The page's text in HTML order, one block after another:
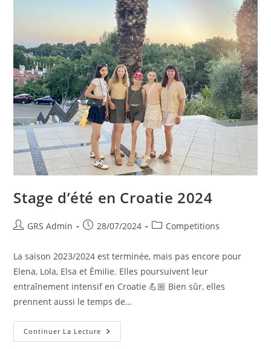
Stage d’été en Croatie 2024
GRS Admin 28/07/2024 Competitions
La saison 2023/2024 est terminée, mais pas encore pour
Elena, Lola, Elsa et Émilie. Elles poursuivent leur
entraînement intensif en Croatie 💪🏼 Bien sûr, elles
prennent aussi le temps de…
Continuer La Lecture